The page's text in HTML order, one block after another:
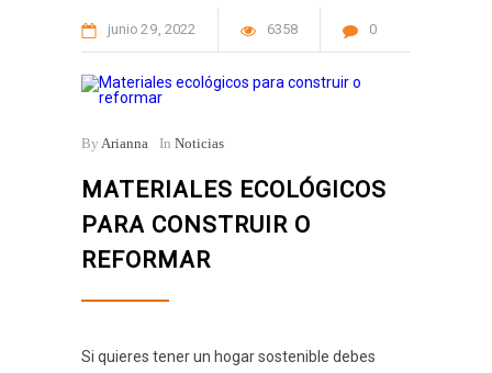
junio 29 2022 6358 0
By Arianna In Noticias
MATERIALES ECOLÓGICOS
PARA CONSTRUIR O
REFORMAR
Si quieres tener un hogar sostenible debes